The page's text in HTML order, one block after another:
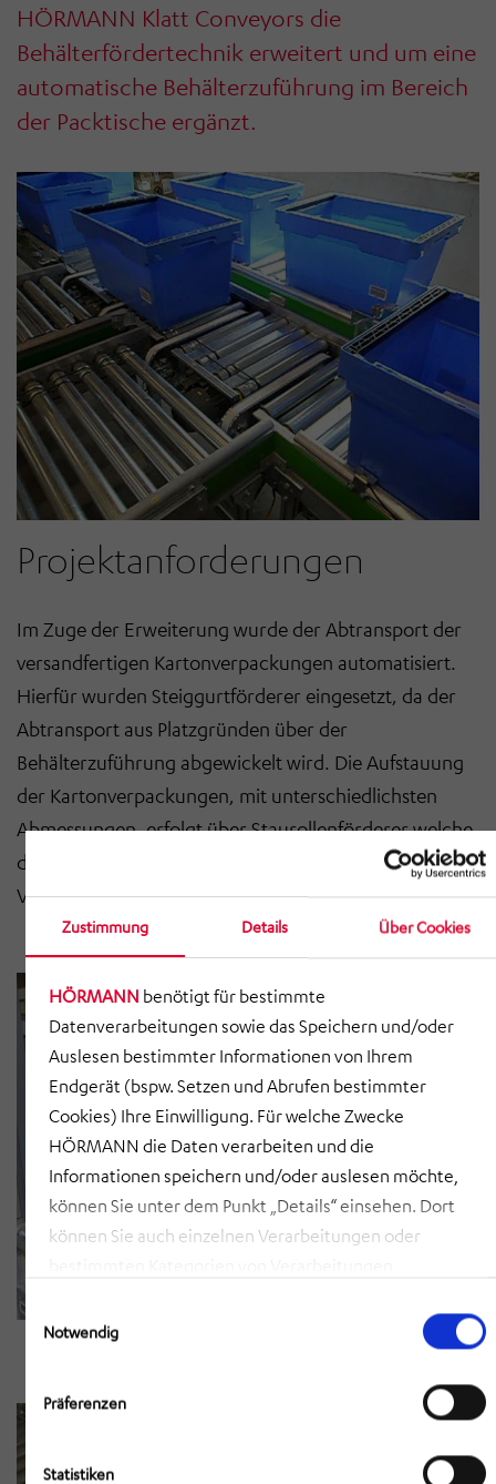
Zustimmung Details Über Cookies
HÖRMANN benötigt für bestimmte
Datenverarbeitungen sowie das Speichern und/oder
Auslesen bestimmter Informationen von Ihrem
Endgerät (bspw. Setzen und Abrufen bestimmter
Cookies) Ihre Einwilligung. Für welche Zwecke
HÖRMANN die Daten verarbeiten und die
Informationen speichern und/oder auslesen möchte,
können Sie unter dem Punkt „Details“ einsehen. Dort
können Sie auch einzelnen Verarbeitungen oder
Sie ein, dass HÖRMANN alle der erläuterten
Informationen speichern sowie auslesen und damit
zusammenhängende Datenverarbeitungen vornehmen
darf, die nicht ohnehin unbedingt erforderlich sind,
stellen kann. Mit Klick auf „AUSWAHL ERLAUBEN“
Einwilligungsauswahl
Notwendig
Präferenzen
Statistiken
HÖRMANN Klatt Conveyors die
Behälterfördertechnik erweitert und um eine
automatische Behälterzuführung im Bereich
der Packtische ergänzt.
Projektanforderungen
Im Zuge der Erweiterung wurde der Abtransport der
versandfertigen Kartonverpackungen automatisiert.
Hierfür wurden Steiggurtförderer eingesetzt, da der
Abtransport aus Platzgründen über der
Behälterzuführung abgewickelt wird. Die Aufstauung
der Kartonverpackungen, mit unterschiedlichsten
Abmessungen, erfolgt über Staurollenförderer welche
die Pakete auf einer Schwerkraftrollenbahn für den
Versand bereitstellen.